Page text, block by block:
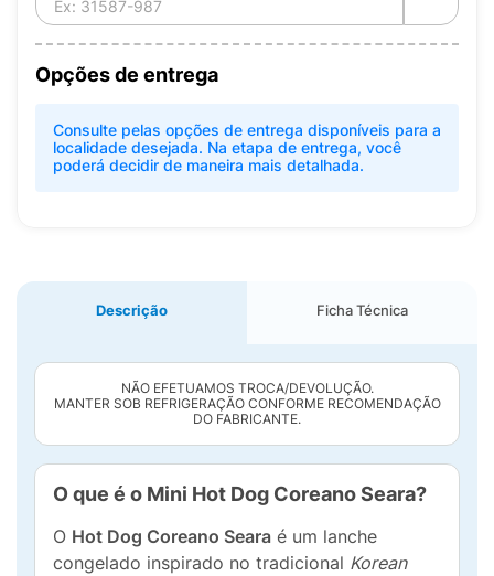
Opções de entrega
Consulte pelas opções de entrega disponíveis para a
localidade desejada. Na etapa de entrega, você
poderá decidir de maneira mais detalhada.
Descrição Ficha Técnica
NÃO EFETUAMOS TROCA/DEVOLUÇÃO.
MANTER SOB REFRIGERAÇÃO CONFORME RECOMENDAÇÃO
DO FABRICANTE.
O que é o Mini Hot Dog Coreano Seara?
O Hot Dog Coreano Seara é um lanche
congelado inspirado no tradicional Korean